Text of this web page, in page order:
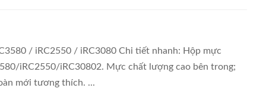
/ iRC2550 / iRC3080 Chi tiết nhanh: Hộp mực
iRC2550/iRC30802. Mực chất lượng cao bên trong;
mới tương thích. ...